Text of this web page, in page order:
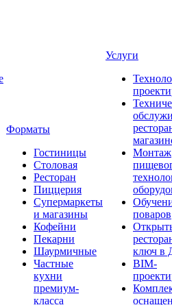
Форматы
Гостиницы
Столовая
Ресторан
Пиццерия
Супермаркеты
и магазины
Кофейни
Пекарни
Шаурмичные
Частные
кухни
премиум-
класса
Услуги
Монтаж
поваров
ключ в
BIM-